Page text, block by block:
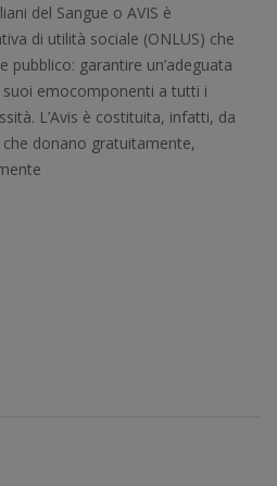
del Sangue o AVIS è
di utilità sociale (ONLUS) che
pubblico: garantire un’adeguata
emocomponenti a tutti i
L’Avis è costituita, infatti, da
donano gratuitamente,